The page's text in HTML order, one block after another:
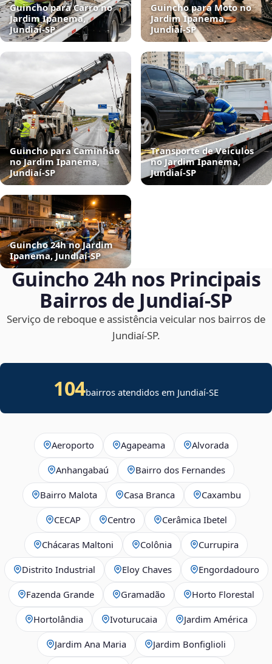
Guincho para Carro no
Jardim Ipanema,
Jundiaí‑SP
Guincho para Moto no
Jardim Ipanema,
Jundiaí‑SP
Guincho para Caminhão
no Jardim Ipanema,
Jundiaí‑SP
Transporte de Veículos
no Jardim Ipanema,
Jundiaí‑SP
Guincho 24h no Jardim
Ipanema, Jundiaí‑SP
Guincho 24h nos Principais
Bairros de Jundiaí‑SP
Serviço de reboque e assistência veicular nos bairros de
Jundiaí‑SP.
104bairros atendidos em Jundiaí-SE
Aeroporto Agapeama Alvorada
Anhangabaú Bairro dos Fernandes
Bairro Malota Casa Branca Caxambu
CECAP Centro Cerâmica Ibetel
Chácaras Maltoni Colônia Currupira
Distrito Industrial Eloy Chaves Engordadouro
Fazenda Grande Gramadão Horto Florestal
Hortolândia Ivoturucaia Jardim América
Jardim Ana Maria Jardim Bonfiglioli